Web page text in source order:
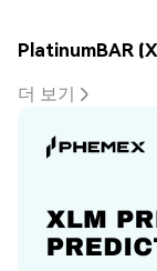
PlatinumBAR
더 보기